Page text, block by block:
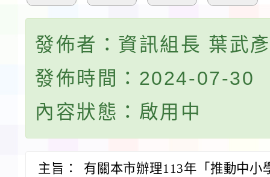
發佈者：資訊組長 葉武
發佈時間：2024-07-30
內容狀態：啟用中
主旨：
有關本市辦理113年「推動中小